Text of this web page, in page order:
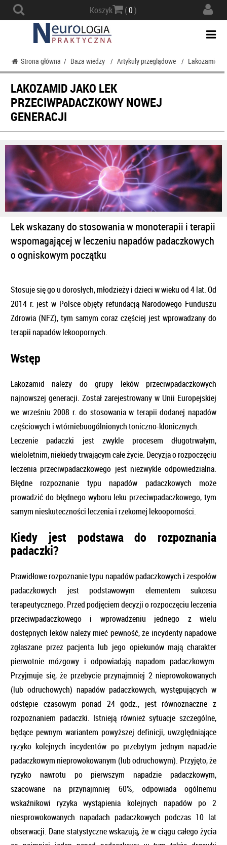
Koszyk (0)
Strona główna / Baza wiedzy / Artykuły przeglądowe / Lakozamid
LAKOZAMID JAKO LEK
PRZECIWPADACZKOWY NOWEJ
GENERACJI
Lek wskazany do stosowania w monoterapii i terapii
wspomagającej w leczeniu napadów padaczkowych
o ogniskowym początku
Stosuje się go u dorosłych, młodzieży i dzieci w wieku od 4 lat. Od
2014 r. jest w Polsce objęty refundacją Narodowego Funduszu
Zdrowia (NFZ), tym samym coraz częściej jest wprowadzany do
terapii napadów lekoopornych.
Wstęp
Lakozamid należy do grupy leków przeciwpadaczkowych
najnowszej generacji. Został zarejestrowany w Unii Europejskiej
we wrześniu 2008 r. do stosowania w terapii dodanej napadów
częściowych i wtórniebuogólnionych toniczno-klonicznych.
Leczenie padaczki jest zwykle procesem długotrwałym,
wieloletnim, niekiedy trwającym całe życie. Decyzja o rozpoczęciu
leczenia przeciwpadaczkowego jest niezwykle odpowiedzialna.
Błędne rozpoznanie typu napadów padaczkowych może
prowadzić do błędnego wyboru leku przeciwpadaczkowego, tym
samym nieskuteczności leczenia i rzekomej lekooporności.
Kiedy jest podstawa do rozpoznania
padaczki?
Prawidłowe rozpoznanie typu napadów padaczkowych i zespołów
padaczkowych jest podstawowym elementem sukcesu
terapeutycznego. Przed podjęciem decyzji o rozpoczęciu leczenia
przeciwpadaczkowego i wprowadzeniu jednego z wielu
dostępnych leków należy mieć pewność, że incydenty napadowe
zgłaszane przez pacjenta lub jego opiekunów mają charakter
pierwotnie mózgowy i odpowiadają napadom padaczkowym.
Przyjmuje się, że przebycie przynajmniej 2 nieprowokowanych
(lub odruchowych) napadów padaczkowych, występujących w
odstępie czasowym ponad 24 godz., jest równoznaczne z
rozpoznaniem padaczki. Istnieją również sytuacje szczególne,
będące pewnym wariantem powyższej definicji, uwzględniające
ryzyko kolejnych incydentów po przebytym jednym napadzie
padaczkowym nieprowokowanym (lub odruchowym). Przyjęto, że
ryzyko nawrotu po pierwszym napadzie padaczkowym,
szacowane na przynajmniej 60%, odpowiada ogólnemu
wskaźnikowi ryzyka wystąpienia kolejnych napadów po 2
niesprowokowanych napadach padaczkowych podczas 10 lat
obserwacji. Dane statystyczne wskazują, że w ciągu całego życia